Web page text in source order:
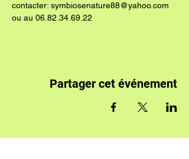
contacter: symbiosenature88@yahoo.com
ou au 06.82.34.69.22
Partager cet événement